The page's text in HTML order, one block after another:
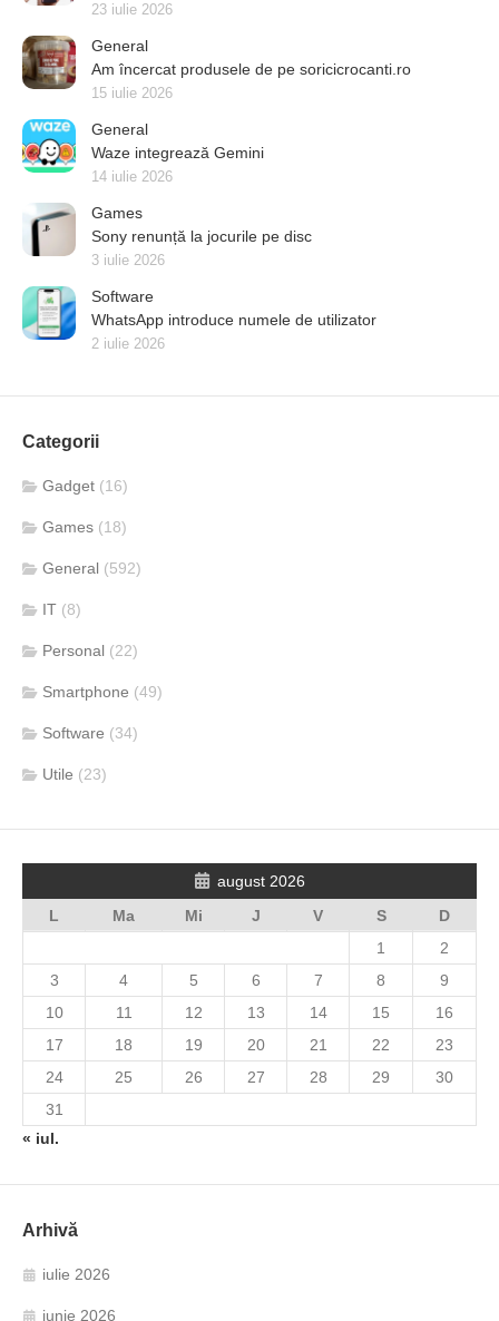
23 iulie 2026
General
Am încercat produsele de pe soricicrocanti.ro
15 iulie 2026
General
Waze integrează Gemini
14 iulie 2026
Games
Sony renunță la jocurile pe disc
3 iulie 2026
Software
WhatsApp introduce numele de utilizator
2 iulie 2026
Categorii
Gadget (16)
Games (18)
General (592)
IT (8)
Personal (22)
Smartphone (49)
Software (34)
Utile (23)
august 2026
L
Ma Mi J V S
D
1
2
3
4 5 6 7 8
9
10
11 12 13 14 15
16
17
18 19 20 21 22
23
24
25 26 27 28 29
30
31
« iul.
Arhivă
iulie 2026
iunie 2026